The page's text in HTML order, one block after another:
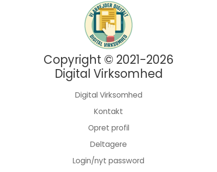
Copyright © 2021-2026
Digital Virksomhed
Digital Virksomhed
Kontakt
Opret profil
Deltagere
Login/nyt password